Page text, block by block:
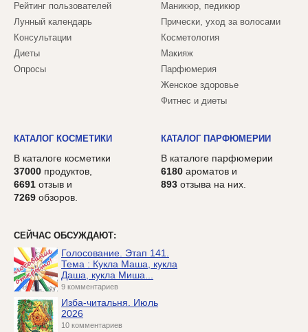
Рейтинг пользователей
Лунный календарь
Консультации
Диеты
Опросы
Маникюр, педикюр
Прически, уход за волосами
Косметология
Макияж
Парфюмерия
Женское здоровье
Фитнес и диеты
КАТАЛОГ КОСМЕТИКИ
В каталоге косметики
37000 продуктов,
6691 отзыв и
7269 обзоров.
КАТАЛОГ ПАРФЮМЕРИИ
В каталоге парфюмерии
6180 ароматов и
893 отзыва на них.
СЕЙЧАС ОБСУЖДАЮТ:
Голосование. Этап 141.
Тема : Кукла Маша, кукла
Даша, кукла Миша...
9 комментариев
Изба-читальня. Июль
2026
10 комментариев